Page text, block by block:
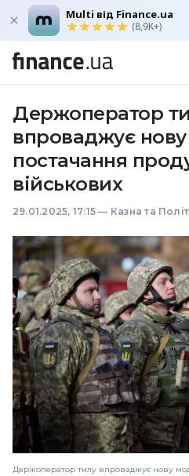
Multi від Finance.ua
(8,9K+)
Держоператор
впроваджує
постачання
військових
29.01.2025, 17:15 — Казна та
Держоператор тилу впроваджує нову